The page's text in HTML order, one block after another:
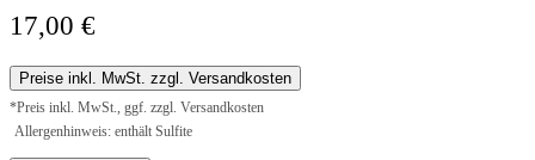
17,00 €
Preise inkl. MwSt. zzgl. Versandkosten
*Preis inkl. MwSt., ggf. zzgl. Versandkosten
Allergenhinweis: enthält Sulfite